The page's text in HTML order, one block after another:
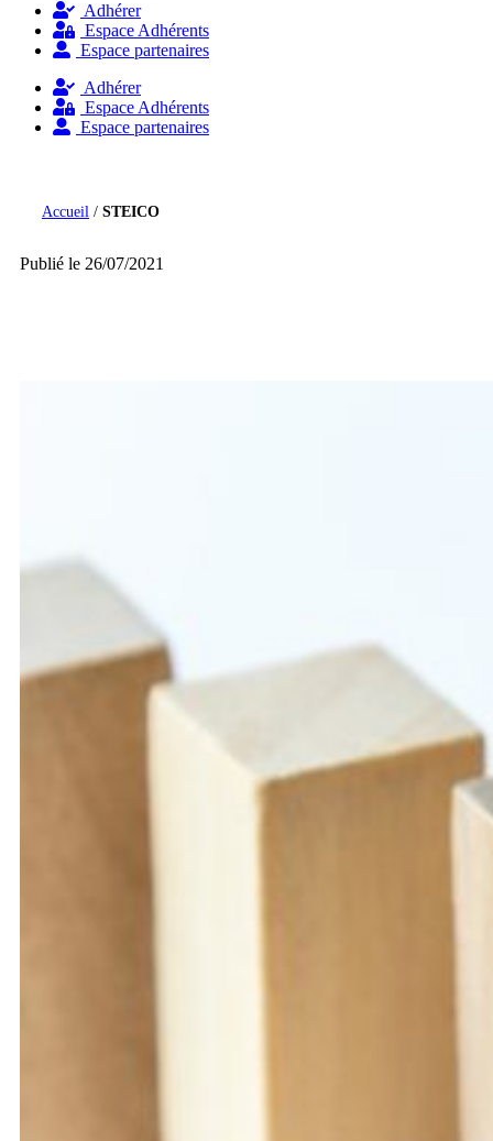
Adhérer
Espace Adhérents
Espace partenaires
Adhérer
Espace Adhérents
Espace partenaires
Accueil / STEICO
Publié le 26/07/2021